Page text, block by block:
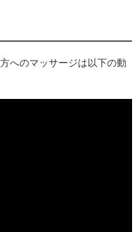
へのマッサージは以下の動